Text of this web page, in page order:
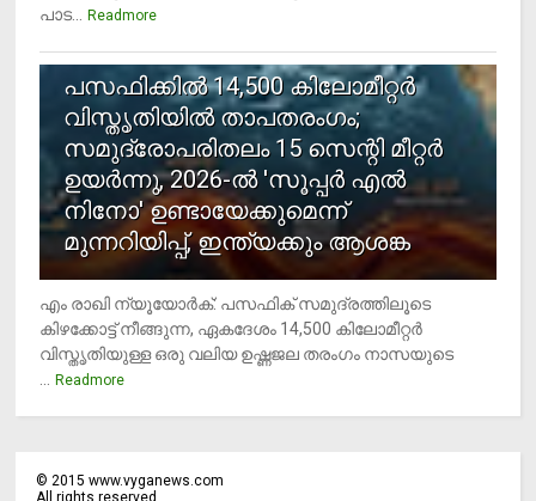
പാട...
Readmore
പസഫിക്കില്‍ 14,500 കിലോമീറ്റര്‍
വിസ്തൃതിയില്‍ താപതരംഗം;
സമുദ്രോപരിതലം 15 സെന്റി മീറ്റര്‍
ഉയര്‍ന്നു, 2026-ല്‍ 'സൂപ്പര്‍ എല്‍
നിനോ' ഉണ്ടായേക്കുമെന്ന്
മുന്നറിയിപ്പ്, ഇന്ത്യക്കും ആശങ്ക
എം രാഖി ന്യൂയോര്‍ക്: പസഫിക് സമുദ്രത്തിലൂടെ
കിഴക്കോട്ട് നീങ്ങുന്ന, ഏകദേശം 14,500 കിലോമീറ്റര്‍
വിസ്തൃതിയുള്ള ഒരു വലിയ ഉഷ്ണജല തരംഗം നാസയുടെ
Readmore
©2015 www.vyganews.com
All rights reserved.